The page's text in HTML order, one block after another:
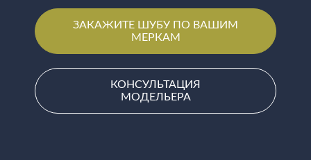
ЗАКАЖИТЕ ШУБУ ПО ВАШИМ
МЕРКАМ
КОНСУЛЬТАЦИЯ
МОДЕЛЬЕРА